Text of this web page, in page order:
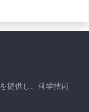
提供し、科学技術